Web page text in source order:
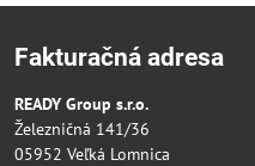
Fakturačná adresa
READY Group s.r.o.
Železničná 141/36
05952 Veľká Lomnica